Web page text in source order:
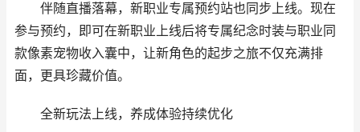
伴随直播落幕，新职业专属预约站也同步上线。现在
参与预约，即可在新职业上线后将专属纪念时装与职业同
款像素宠物收入囊中，让新角色的起步之旅不仅充满排
面，更具珍藏价值。
全新玩法上线，养成体验持续优化